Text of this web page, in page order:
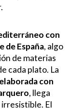
con
de España, algo
de materias
cada plato. La
con
, llega
El